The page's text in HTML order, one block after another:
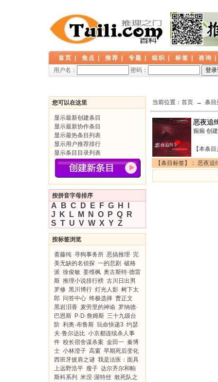
首页 焦点 推荐 专题 组织 标签 咨询
用户名：
密码：
您可以在这里
显示最新创建条目
显示最新协作条目
显示最热条目列表
显示用户推荐排行
显示条目目录列表
按拼音字母排序
A B C D E F G H
J
K L M N O P Q
R
S T U V W X Y Z
按标签浏览
斋藤纯 寻狗事务所 恶搞推理 完
美无缺的名侦探 一的悲剧 破格
派 徐俊敏 姜维枫 奥古斯特·德雷
斯 推理小说排行榜 古川日出男
罗修 黑川博行 灯光人影 树下太
郎 问答中心 终极选择 曹正文
黑岩泪香 麦劳里的神谕 罗纳德·
巴恩斯 P·D·詹姆斯 三十九级台
阶 利奥·布鲁斯 玩命快递3 约瑟
夫·鲁尔达比 小京都连续杀人事
件 校长宿舍谋杀案 金田一 秦博
士 小林澄子 高窗 早期死后变化
西班牙披肩之谜 我是法医：面具
上远野浩平 瘦子 达尔齐尔和帕
斯科系列
米涅·渥特丝 敢死队之
当前位置： 首页 → 条目
恶夜追
癫癫 创
【本条
【条目标签】： 恶夜追